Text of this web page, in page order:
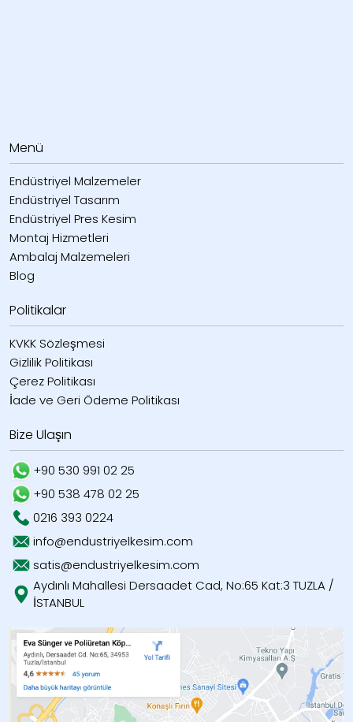
Menü
Endüstriyel Malzemeler
Endüstriyel Tasarım
Endüstriyel Pres Kesim
Montaj Hizmetleri
Ambalaj Malzemeleri
Blog
Politikalar
KVKK Sözleşmesi
Gizlilik Politikası
Çerez Politikası
İade ve Geri Ödeme Politikası
Bize Ulaşın
+90 530 991 02 25
+90 538 478 02 25
0216 393 0224
info@endustriyelkesim.com
satis@endustriyelkesim.com
Aydınlı Mahallesi Dersaadet Cad, No:65 Kat:3 TUZLA /
İSTANBUL